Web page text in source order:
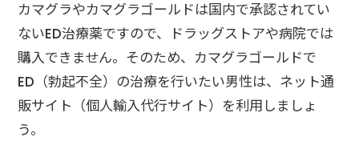
カマグラやカマグラゴールドは国内で承認されてい
ないED治療薬ですので、ドラッグストアや病院では
購入できません。そのため、カマグラゴールドで
ED（勃起不全）の治療を行いたい男性は、ネット通
販サイト（個人輸入代行サイト）を利用しましょ
う。